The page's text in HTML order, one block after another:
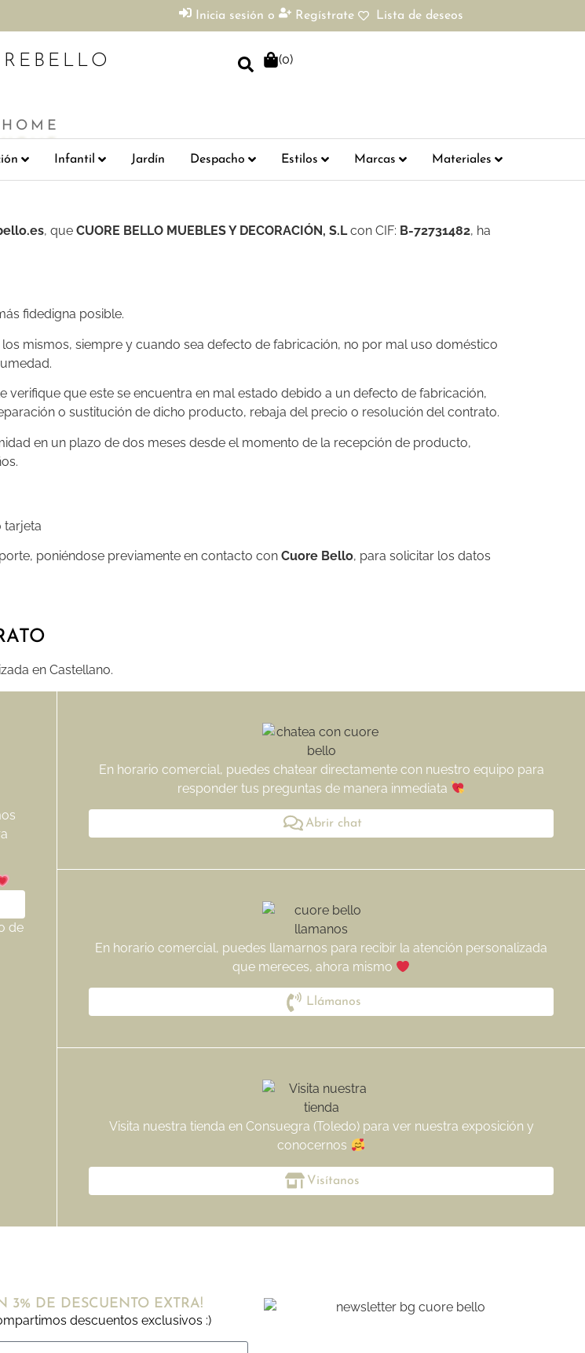
Inicia sesión o Regístrate Lista de deseos
HOME
(0)
Infantil Jardín Despacho Estilos Marcas Materiales
, que CUORE BELLO MUEBLES Y DECORACIÓN, S.Lcon CIF: B-72731482, ha
fidedigna posible.
mismos, siempre y cuando sea defecto de fabricación, no por mal uso doméstico
que este se encuentra en mal estado debido a un defecto de fabricación,
o sustitución de dicho producto, rebaja del precio o resolución del contrato.
en un plazo de dos meses desde el momento de la recepción de producto,
tarjeta
poniéndose previamente en contacto con Cuore Bello, para solicitar los datos
en Castellano.
de
En horario comercial, puedes chatear directamente con nuestro equipo para
responder tus preguntas de manera inmediata
Abrir chat
En horario comercial, puedes llamarnos para recibir la atención personalizada
que mereces, ahora mismo
Llámanos
Visita nuestra tienda en Consuegra (Toledo) para ver nuestra exposición y
conocernos
Visítanos
3% DE DESCUENTO EXTRA!
descuentos exclusivos :)